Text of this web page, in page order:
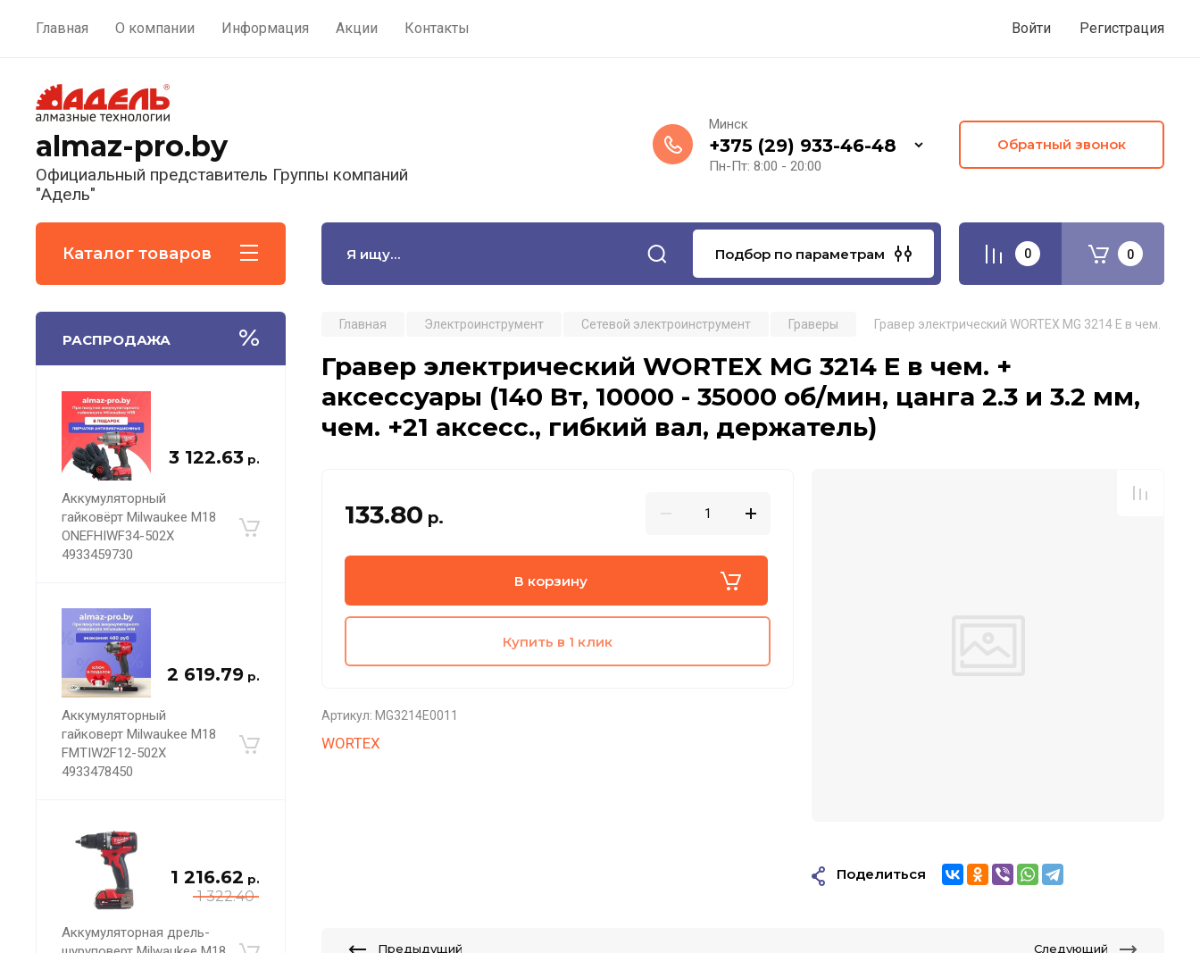
Главная О компании Информация Акции Контакты Войти Регистрация
almaz-pro.by
Официальный представитель Группы компаний
"Адель"
Минск
+375 (29) 933-46-48
Пн-Пт: 8:00 - 20:00
Обратный звонок
Каталог товаров Подбор по параметрам 0 0
РАСПРОДАЖА
3 122.63 р.
Аккумуляторный
гайковёрт Milwaukee M18
ONEFHIWF34-502X
4933459730
2 619.79 р.
Аккумуляторный
гайковерт Milwaukee M18
FMTIW2F12-502X
4933478450
1 322.40
1 216.62 р.
Аккумуляторная дрель-
Главная Электроинструмент Сетевой электроинструмент Граверы Гравер электрический WORTEX MG 3214 E в чем. +
Гравер электрический WORTEX MG 3214 E в чем. +
аксессуары (140 Вт, 10000 - 35000 об/мин, цанга 2.3 и 3.2 мм,
чем. +21 аксесс., гибкий вал, держатель)
133.80 р.
В корзину
Купить в 1 клик
Артикул: MG3214E0011
WORTEX
Поделиться
Предыдущий Следующий